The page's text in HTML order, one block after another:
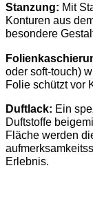
Stanzung: Mit
Konturen aus
besondere
oder soft-touch)
Folie schützt vor
Duftlack: Ein
Duftstoffe
Fläche werden
Erlebnis.